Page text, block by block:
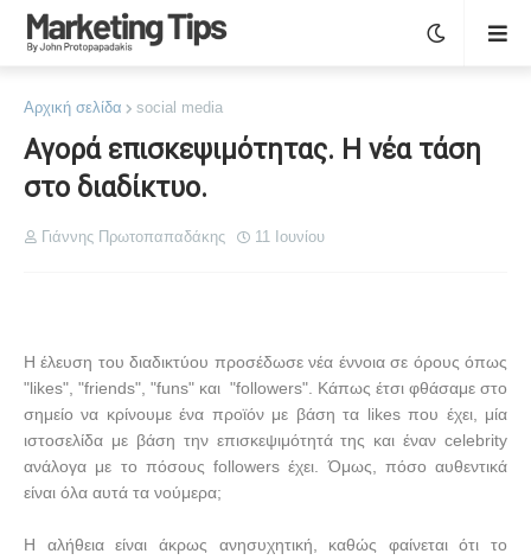
Αρχική σελίδα social media
Αγορά επισκεψιμότητας. Η νέα τάση
στο διαδίκτυο.
Γιάννης Πρωτοπαπαδάκης 11 Ιουνίου
Η έλευση του διαδικτύου προσέδωσε νέα έννοια σε όρους όπως
"likes", "friends", "funs" και "followers". Κάπως έτσι φθάσαμε στο
σημείο να κρίνουμε ένα προϊόν με βάση τα likes που έχει, μία
ιστοσελίδα με βάση την επισκεψιμότητά της και έναν celebrity
ανάλογα με το πόσους followers έχει. Όμως, πόσο αυθεντικά
είναι όλα αυτά τα νούμερα;
Η αλήθεια είναι άκρως ανησυχητική, καθώς φαίνεται ότι το